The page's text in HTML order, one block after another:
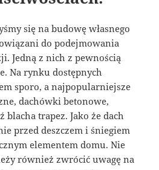
się na budowę własnego
do podejmowania
Jedną z nich z pewnością
Na rynku dostępnych
sporo, a najpopularniejsze
dachówki betonowe,
blacha trapez. Jako że dach
przed deszczem i śniegiem
elementem domu. Nie
również zwrócić uwagę na